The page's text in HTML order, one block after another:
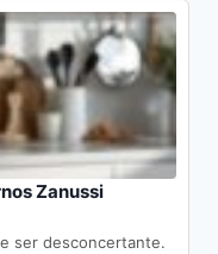
Zanussi
ser desconcertante.